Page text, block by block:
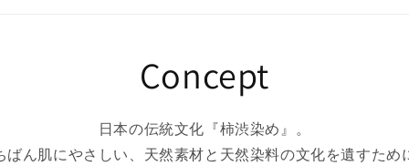
Concept
日本の伝統文化『柿渋染め』。
ばん肌にやさしい、天然素材と天然染料の⽂化を遺すため